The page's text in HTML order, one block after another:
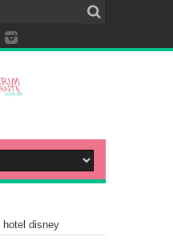
hotel disney